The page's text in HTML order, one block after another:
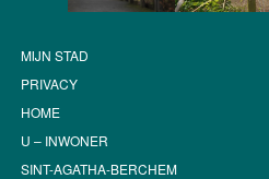
MIJN STAD
PRIVACY
HOME
U – INWONER
SINT-AGATHA-BERCHEM